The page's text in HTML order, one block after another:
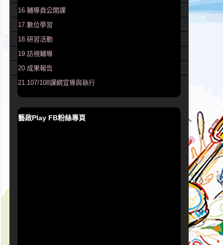
16.輔導員公開課
17.數位學習
18.研習活動
19.訪視輔導
20.成果報告
21.107/108課綱宣導與執行
藝啟Play FB粉絲專頁